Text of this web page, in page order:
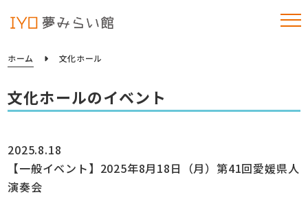
ホーム 文化ホール
文化ホールのイベント
2025.8.18
【一般イベント】2025年8月18日（月）第41回愛媛県人
演奏会